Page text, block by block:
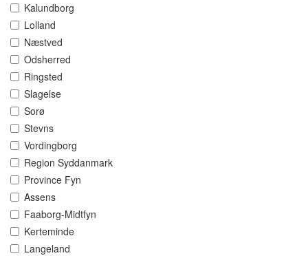
Kalundborg
Lolland
Næstved
Odsherred
Ringsted
Slagelse
Sorø
Stevns
Vordingborg
Region Syddanmark
Province Fyn
Assens
Faaborg-Midtfyn
Kerteminde
Langeland